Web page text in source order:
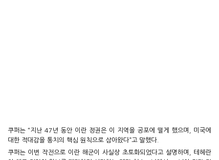
쿠퍼는 “지난 47년 동안 이란 정권은 이 지역을 공포에 떨게 했으며, 미국에
대한 적대감을 통치의 핵심 원칙으로 삼아왔다”고 말했다.
쿠퍼는 이번 작전으로 이란 해군이 사실상 초토화되었다고 설명하며, 테헤란